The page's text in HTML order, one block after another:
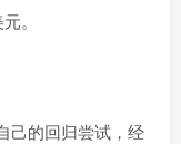
。
己的回归尝试，经